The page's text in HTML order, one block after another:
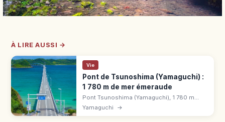
À LIRE AUSSI →
Vie
Pont de Tsunoshima (Yamaguchi) :
1 780 m de mer émeraude
Pont Tsunoshima (Yamaguchi), 1 780 m
gratuits sur la mer émeraude. Lieu de
tournage, parc Amagase, phare, bus depuis
Yamaguchi →